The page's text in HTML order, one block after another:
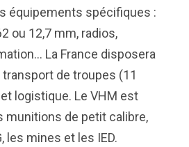
équipements spécifiques :
ou 12,7 mm, radios,
La France disposera
de troupes (11
logistique. Le VHM est
munitions de petit calibre,
les mines et les IED.